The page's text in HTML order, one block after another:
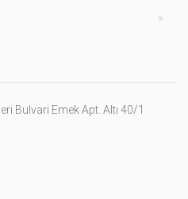
Bulvari Emek Apt. Altı 40/1